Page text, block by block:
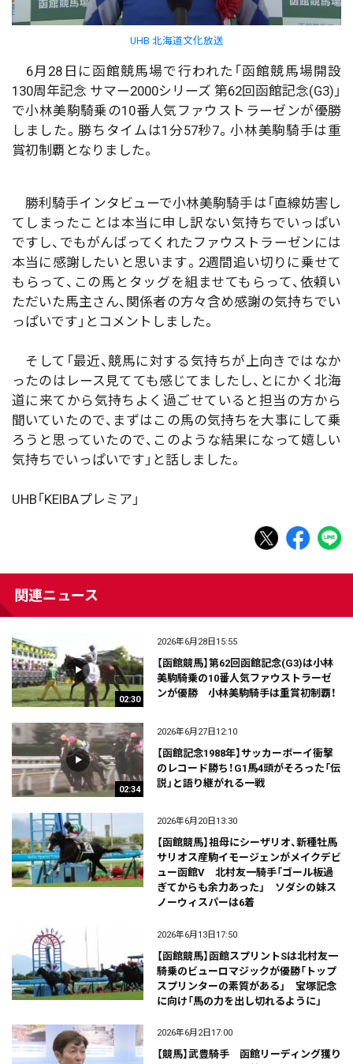
UHB 北海道文化放送
6月28日に函館競馬場で行われた「函館競馬場開設
130周年記念 サマー2000シリーズ 第62回函館記念(G3)」
で小林美駒騎乗の10番人気ファウストラーゼンが優勝
しました。勝ちタイムは1分57秒7。小林美駒騎手は重
賞初制覇となりました。
勝利騎手インタビューで小林美駒騎手は「直線妨害し
てしまったことは本当に申し訳ない気持ちでいっぱい
ですし、でもがんばってくれたファウストラーゼンには
本当に感謝したいと思います。2週間追い切りに乗せて
もらって、この馬とタッグを組ませてもらって、依頼い
ただいた馬主さん、関係者の方々含め感謝の気持ちでい
っぱいです」とコメントしました。
そして「最近、競馬に対する気持ちが上向きではなか
ったのはレース見てても感じてましたし、とにかく北海
道に来てから気持ちよく過ごせていると担当の方から
聞いていたので、まずはこの馬の気持ちを大事にして乗
ろうと思っていたので、このような結果になって嬉しい
気持ちでいっぱいです」と話しました。
UHB「KEIBAプレミア」
関連ニュース
02:30
2026年6月28日15:55
【函館競馬】第62回函館記念(G3)は小林
美駒騎乗の10番人気ファウストラーゼ
ンが優勝 小林美駒騎手は重賞初制覇！
02:34
2026年6月27日12:10
【函館記念1988年】サッカーボーイ衝撃
のレコード勝ち！G1馬4頭がそろった「伝
説」と語り継がれる一戦
2026年6月20日13:30
【函館競馬】祖母にシーザリオ、新種牡馬
サリオス産駒イモージェンがメイクデビ
ュー函館V 北村友一騎手「ゴール板過
ぎてからも余力あった」 ソダシの妹ス
ノーウィスパーは6着
2026年6月13日17:50
【函館競馬】函館スプリントSは北村友一
騎乗のビューロマジックが優勝「トップ
スプリンターの素質がある」 宝塚記念
に向け「馬の力を出し切れるように」
2026年6月2日17:00
【競馬】武豊騎手 函館リーディング獲り